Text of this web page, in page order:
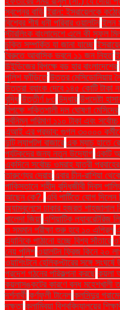
স্বপ্নের বাড়ি ইরান: ইসরায়েলকে
বিশ্বের শীর্ষ ধনী পরিবার ওয়ালটন ইলন
স্টারলিংক বাংলাদেশে এলে কী সুফল
চুক্তি সম্পর্কিত যা জানা যাচ্ছে
বৈরুতে আবাসিক ভবনে ১১ জন নিহত
উইন্ডিজের বিপক্ষে বড় হার বাংলাদেশের
পুলিশ ফাঁড়িতে উত্তর মেসিডোনিয়ায়
উত্তরা ব্যাংক দেবে ১৪৫ কোটি টাকা
বৃদ্ধি উত্তীর্ণ ৮৩ উদ্ধার উপদেষ্টা
বিপক্ষে শক্তিশালী দল ঘোষণা মেসিদের
সর্বনিম্ন পরিমাণ ১১০ টাকা এবং
এআই এর প্রভাব: গুগল ৩০০০০
দুটি ল্যাপটপ বাজারে এক ম্যাচ হাতে
পর্যটকদের জন্য নতুন উদ্যোগ একটি
একদিনে সর্বোচ্চ ওমরাহ যাত্রী
তারুণ্যের দ্রোহ এবার চীন-রাশিয়া
পাকিস্তানে শহীদ বুদ্ধিজীবী দিবস
আছেন কে?. এবি পার্টিতে যোগ
অ্যাম্বুলেন্সে ঢাকার হজরত শাহজালাল
খালেদা জিয়া এশিয়াটিক ল্যাবরেটরিজ
ও সমমান পরীক্ষা শুরু হবে ১০ এপ্রিল
এ্যানিকে পাঠানো হচ্ছে বিশ্ব সাঁতারে
নেয় পুলিশ ওয়ালটন ফ্রিজ কিনে ২০
ওয়াশিংটনে হেলিকপ্টারের সঙ্গে
প্রদেশ গঠনের পরিকল্পনা করছে কয়লা
কয়লাসঙ্কটের কারণে বন্ধ মহেশখালী
দর্শনার্থী কর্ণফুলী টানেল কলসিন্দুর
দক্ষতা কলাম্বিয়া বিশ্ববিদ্যালয়ের